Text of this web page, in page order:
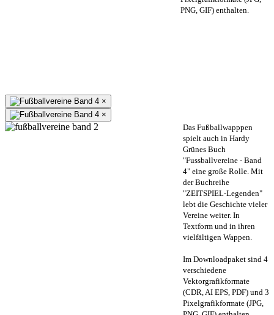
PNG, GIF) enthalten.
×
×
Das Fußballwapppen
spielt auch in Hardy
Grünes Buch
"Fussballvereine - Band
4" eine große Rolle. Mit
der Buchreihe
"ZEITSPIEL-Legenden"
lebt die Geschichte vieler
Vereine weiter. In
Textform und in ihren
vielfältigen Wappen.
Im Downloadpaket sind 4
verschiedene
Vektorgrafikformate
(CDR, AI EPS, PDF) und 3
Pixelgrafikformate (JPG,